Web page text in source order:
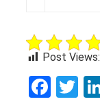
Post Views: